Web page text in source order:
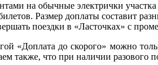
на обычные электрички
Размер доплаты составит
поездки в «Ласточках» с
«Доплата до скорого» можно
также, что при наличии разового